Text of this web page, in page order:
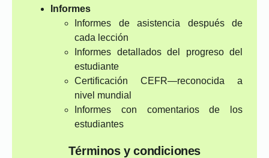
Informes
Informes de asistencia después de
cada lección
Informes detallados del progreso del
estudiante
Certificación CEFR—reconocida a
nivel mundial
Informes con comentarios de los
estudiantes
Términos y condiciones